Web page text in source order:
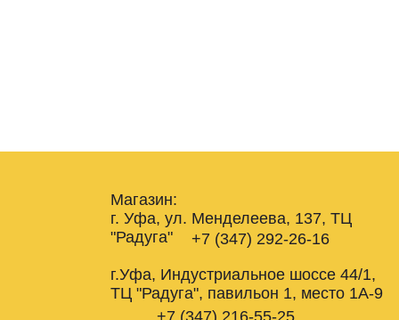
Магазин:
г. Уфа, ул. Менделеева, 137, ТЦ
"Радуга"
г.Уфа, Индустриальное шоссе 44/1,
ТЦ "Радуга", павильон 1, место 1А-9
+7 (347) 216-55-25
+7 (347) 292-26-16